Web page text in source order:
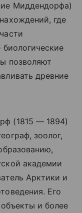
Миддендорфа)
где
позволяют
древние
(1815 — 1894)
зоолог,
академии
Арктики и
Его
и более